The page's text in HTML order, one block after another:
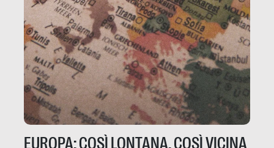
EUROPA: COSÌ LONTANA, COSÌ VICINA